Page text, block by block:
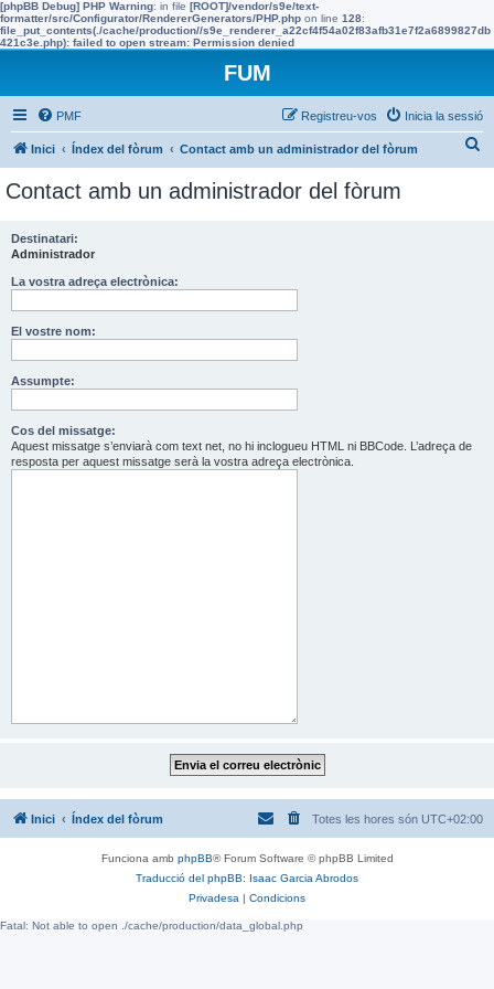
[phpBB Debug] PHP Warning: in file [ROOT]/vendor/s9e/text-
formatter/src/Configurator/RendererGenerators/PHP.php on line 128:
file_put_contents(./cache/production//s9e_renderer_a22cf4f54a02f83afb31e7f2a6899827db
421c3e.php): failed to open stream: Permission denied
FUM
PMF Inicia la sessió
Registreu-vos
Inici Índex del fòrum Contact amb un administrador del fòrum
Contact amb un administrador del fòrum
Destinatari:
Administrador
La vostra adreça electrònica:
El vostre nom:
Assumpte:
Cos del missatge:
Aquest missatge s’enviarà com text net, no hi inclogueu HTML ni BBCode. L’adreça de
resposta per aquest missatge serà la vostra adreça electrònica.
Inici Índex del fòrum Totes les hores són UTC+02:00
Funciona amb phpBB® Forum Software © phpBB Limited
Traducció del phpBB: Isaac Garcia Abrodos
Privadesa | Condicions
Fatal: Not able to open ./cache/production/data_global.php